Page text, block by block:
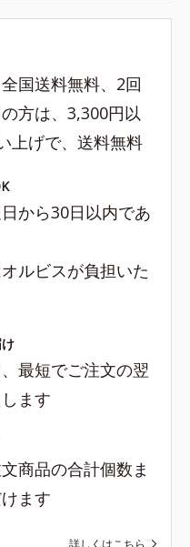
国送料無料、2回
方は、3,300円以
上げで、送料無料
から30日以内であ
ルビスが負担いた
最短でご注文の翌
ます
商品の合計個数ま
ます
詳しくはこちら